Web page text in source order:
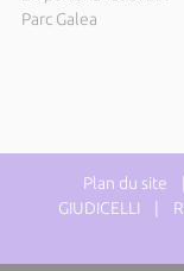
Parc Galea
Plan du site
GIUDICELLI |